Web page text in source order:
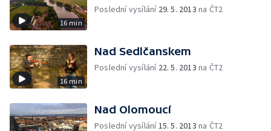
16 min
Poslední vysílání 29. 5. 2013 na ČT2
16 min
Nad Sedlčanskem
Poslední vysílání 22. 5. 2013 na ČT2
Nad Olomoucí
Poslední vysílání15. 5. 2013 na ČT2